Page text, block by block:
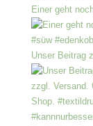
Einer geht
Unser Beitrag